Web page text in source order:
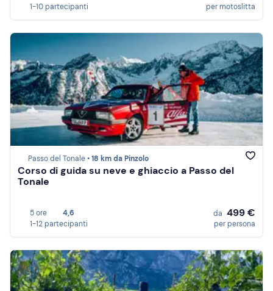
1-10 partecipanti
per motoslitta
Passo del Tonale •18 km da Pinzolo
Corso di guida su neve e ghiaccio a Passo del
Tonale
5 ore
4,6
1-12 partecipanti
da 499 €
per persona